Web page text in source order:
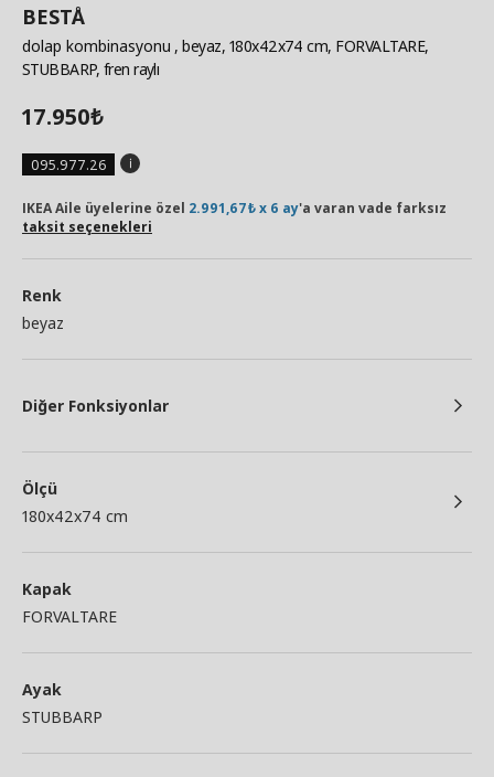
BESTÅ
dolap kombinasyonu , beyaz, 180x42x74 cm, FORVALTARE,
STUBBARP, fren raylı
17.950₺
095.977.26
IKEA Aile üyelerine özel 2.991,67₺ x 6 ay'a varan vade farksız
taksit seçenekleri
Renk
beyaz
Diğer Fonksiyonlar
Ölçü
180x42x74 cm
Kapak
FORVALTARE
Ayak
STUBBARP